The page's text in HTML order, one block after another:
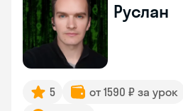
Руслан
5 от 1590 ₽ за урок